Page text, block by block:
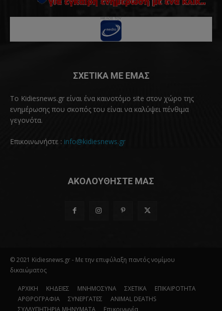
ΣΧΕΤΙΚΑ ΜΕ ΕΜΑΣ
Το Kidiesnews.gr είναι ένα καινοτόμο site στον χώρο της
ενημέρωσης που σκοπός του είναι να καλύψει πένθιμα
γεγονότα.
Επικοινωνήστε : info@kidiesnews.gr
ΑΚΟΛΟΥΘΗΣΤΕ ΜΑΣ
© 2021 Kidiesnews.gr - Με την επιφύλαξη παντός νομίμου
δικαιώματος
ΑΡΧΙΚΗ ΚΗΔΕΙΕΣ ΜΝΗΜΟΣΥΝΑ ΣΧΕΤΙΚΑ
ΕΠΙΚΑΙΡΟΤΗΤΑ
ΑΡΘΡΟΓΡΑΦΙΑ
ΣΥΝΕΡΓΑΤΕΣ
ANIMAL DEATHS
ΣΥΛΛΥΠΗΤΗΡΙΑ ΜΗΝΥΜΑΤΑ
Επικοινωνία